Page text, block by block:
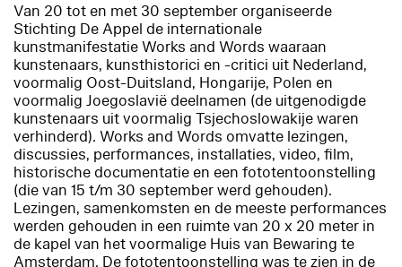
Van 20 tot en met 30 september organiseerde
Stichting De Appel de internationale
kunstmanifestatieWorks and Words waaraan
kunstenaars, kunsthistorici en -critici uit Nederland,
voormalig Oost-Duitsland, Hongarije, Polen en
voormalig Joegoslavië deelnamen (de uitgenodigde
kunstenaars uit voormalig Tsjechoslowakije waren
verhinderd). Works and Words omvatte lezingen,
discussies, performances, installaties, video, film,
historische documentatie en een fototentoonstelling
(die van 15 t/m 30 september werd gehouden).
Lezingen, samenkomsten en de meeste performances
werden gehouden in een ruimte van 20 x 20 meter in
de kapel van het voormalige Huis van Bewaring te
Amsterdam. De fototentoonstelling was te zien in de